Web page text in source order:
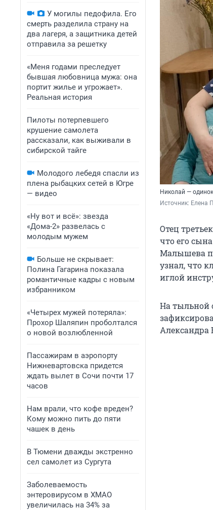
У могилы педофила. Его
смерть разделила страну на
два лагеря, а защитника детей
отправила за решетку
«Меня годами преследует
бывшая любовница мужа: она
портит жилье и угрожает».
Реальная история
Пилоты потерпевшего
крушение самолета
рассказали, как выживали в
сибирской тайге
Молодого лебедя спасли из
плена рыбацких сетей в Югре
— видео
«Ну вот и всё»: звезда
«Дома-2» развелась с
молодым мужем
Больше не скрывает:
Полина Гагарина показала
романтичные кадры с новым
избранником
«Четырех мужей потеряла»:
Прохор Шаляпин проболтался
о новой возлюбленной
Пассажирам в аэропорту
Нижневартовска придется
ждать вылет в Сочи почти 17
часов
Нам врали, что кофе вреден?
Кому можно пить до пяти
чашек в день
В Тюмени дважды экстренно
сел самолет из Сургута
Заболеваемость
энтеровирусом в ХМАО
увеличилась на 34% за
Николай —
Источник: Елена
Отец
что его
Малышева
узнал, что
иглой
На тыльной
Александра